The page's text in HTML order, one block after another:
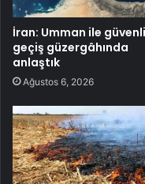
İran: Umman ile güvenli
geçiş güzergâhında
anlaştık
Ağustos 6, 2026